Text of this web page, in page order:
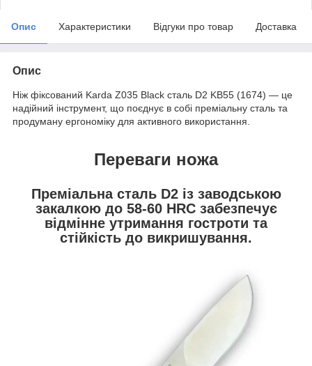
Опис Характеристики Відгуки про товар Доставка
Опис
Ніж фіксований Karda Z035 Black сталь D2 KB55 (1674) — це
надійний інструмент, що поєднує в собі преміальну сталь та
продуману ергономіку для активного використання.
Переваги ножа
Преміальна сталь D2 із заводською
закалкою до 58-60 HRC забезпечує
відмінне утримання гостроти та
стійкість до викришування.